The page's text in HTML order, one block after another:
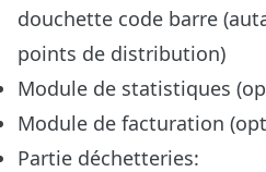
douchette code barre
points de distribution)
Module de statistiques
Module de facturation
Partie déchetteries: